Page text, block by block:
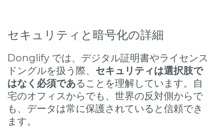
セキュリティと暗号化の詳細
Donglify では、デジタル証明書やライセンス
ドングルを扱う際、 セキュリティは選択肢で
はなく必須であることを理解しています。自
宅のオフィスからでも、世界の反対側からで
も、データは常に保護されていると信頼でき
ます。